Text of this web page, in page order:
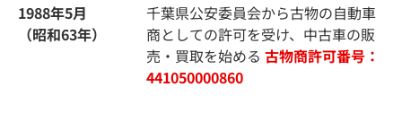
1988年5月
（昭和63年）
千葉県公安委員会から古物の自動車
商としての許可を受け、中古車の販
売・買取を始める 古物商許可番号：
441050000860